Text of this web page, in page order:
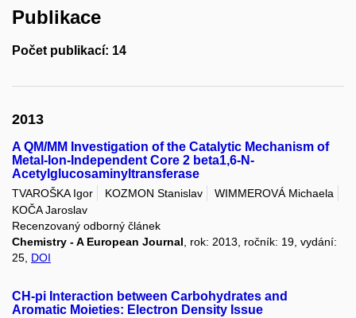
Publikace
Počet publikací: 14
2013
A QM/MM Investigation of the Catalytic Mechanism of
Metal-Ion-Independent Core 2 beta1,6-N-
Acetylglucosaminyltransferase
TVAROŠKA Igor KOZMON Stanislav
WIMMEROVÁ Michaela
KOČA Jaroslav
Recenzovaný odborný článek
Chemistry - A European Journal, rok: 2013, ročník: 19, vydání:
25, DOI
CH-pi Interaction between Carbohydrates and
Aromatic Moieties: Electron Density Issue